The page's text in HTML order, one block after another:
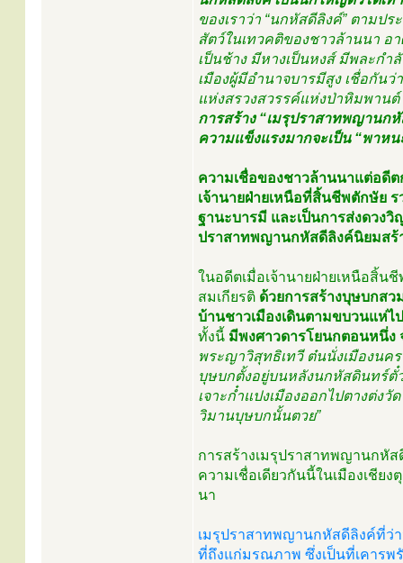
ของเราว่า “นกหัสดีลิงค์” ตาม
สัตว์ในเทวคติของชาวล้านนา อ
เป็นช้าง มีหางเป็นหงส์ มีพละกำ
เมืองผู้มีอำนาจบารมีสูง เชื่อกัน
แห่งสรวงสวรรค์แห่งป่าหิมพานต์
การสร้าง “เมรุปราสาทพญาน
ความแข็งแรงมากจะเป็น “พา
ความเชื่อของชาวล้านนาแต่อดี
เจ้านายฝ่ายเหนือที่สิ้นชีพตักษัย
ฐานะบารมี และเป็นการส่งดวง
ปราสาทพญานกหัสดีลิงค์นิยมสร้
ในอดีตเมื่อเจ้านายฝ่ายเหนือสิ้น
สมเกียรติ ด้วยการสร้างบุษบกส
บ้านชาวเมืองเดินตามขบวนแห่ไ
ทั้งนี้ มีพงศาวดารโยนกตอนหนึ่
พระญาวิสุทธิเทวี ต๋นนั่งเมืองนค
บุษบกตั้งอยู่บนหลังนกหัสดินทร์ตั๋
เจาะก๋ำแปงเมืองออกไปตางต่ง
วิมานบุษบกนั้นตวย”
การสร้างเมรุปราสาทพญานกหั
ความเชื่อเดียวกันนี้ในเมืองเชีย
นา
เมรุปราสาทพญานกหัสดีลิงค์ที่ว่
ที่ถึงแก่มรณภาพ ซึ่งเป็นที่เคารพ